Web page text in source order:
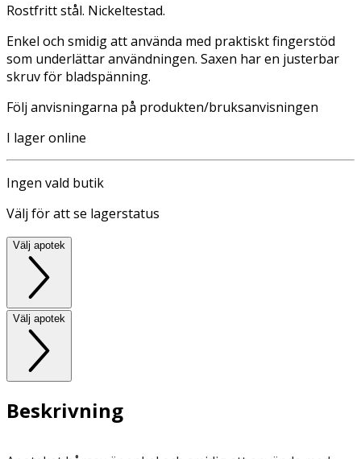
Rostfritt stål. Nickeltestad.
Enkel och smidig att använda med praktiskt fingerstöd
som underlättar användningen. Saxen har en justerbar
skruv för bladspänning.
Följ anvisningarna på produkten/bruksanvisningen
I lager online
Ingen vald butik
Välj för att se lagerstatus
Välj apotek
Välj apotek
Beskrivning